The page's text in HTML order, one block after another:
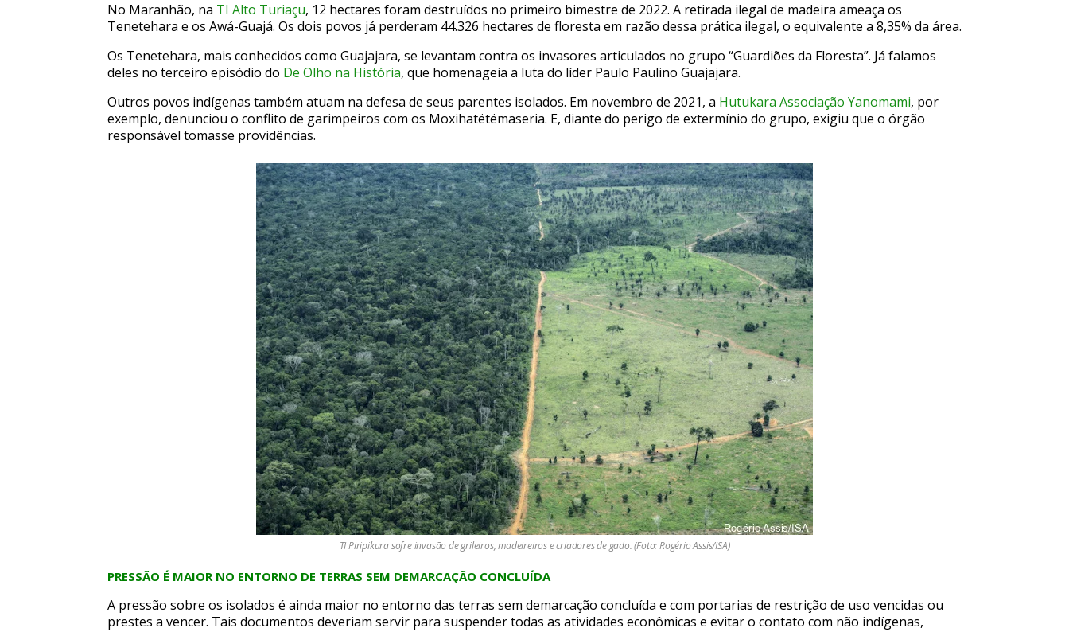
No Maranhão, na TI Alto Turiaçu, 12 hectares foram destruídos no primeiro bimestre de 2022. A retirada ilegal de madeira ameaça os
Tenetehara e os Awá-Guajá. Os dois povos já perderam 44.326 hectares de floresta em razão dessa prática ilegal, o equivalente a 8,35% da área.
Os Tenetehara, mais conhecidos como Guajajara, se levantam contra os invasores articulados no grupo “Guardiões da Floresta”. Já falamos
deles no terceiro episódio do De Olho na História, que homenageia a luta do líder Paulo Paulino Guajajara.
Outros povos indígenas também atuam na defesa de seus parentes isolados. Em novembro de 2021, a Hutukara Associação Yanomami, por
exemplo, denunciou o conflito de garimpeiros com os Moxihatëtëmaseria. E, diante do perigo de extermínio do grupo, exigiu que o órgão
responsável tomasse providências.
TI Piripikura sofre invasão de grileiros, madeireiros e criadores de gado. (Foto: Rogério Assis/ISA)
PRESSÃO É MAIOR NO ENTORNO DE TERRAS SEM DEMARCAÇÃO CONCLUÍDA
A pressão sobre os isolados é ainda maior no entorno das terras sem demarcação concluída e com portarias de restrição de uso vencidas ou
prestes a vencer. Tais documentos deveriam servir para suspender todas as atividades econômicas e evitar o contato com não indígenas,